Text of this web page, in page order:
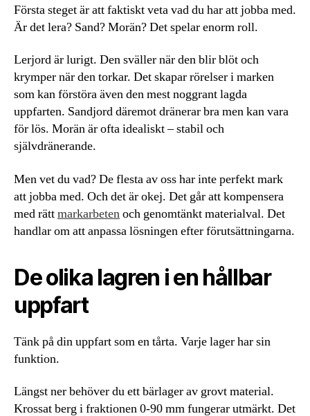
Första steget är att faktiskt veta vad du har att jobba med.
Är det lera? Sand? Morän? Det spelar enorm roll.
Lerjord är lurigt. Den sväller när den blir blöt och
krymper när den torkar. Det skapar rörelser i marken
som kan förstöra även den mest noggrant lagda
uppfarten. Sandjord däremot dränerar bra men kan vara
för lös. Morän är ofta idealiskt – stabil och
självdränerande.
Men vet du vad? De flesta av oss har inte perfekt mark
att jobba med. Och det är okej. Det går att kompensera
med rättmarkarbetenoch genomtänkt materialval. Det
handlar om att anpassa lösningen efter förutsättningarna.
De olika lagren i en hållbar
uppfart
Tänk på din uppfart som en tårta. Varje lager har sin
funktion.
Längst ner behöver du ett bärlager av grovt material.
Krossat berg i fraktionen 0-90 mm fungerar utmärkt. Det